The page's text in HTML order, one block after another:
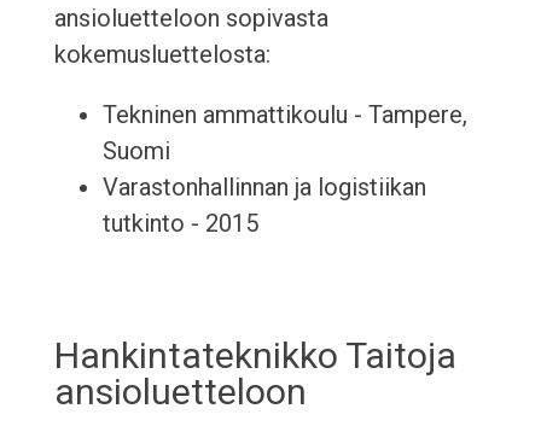
ansioluetteloon sopivasta
kokemusluettelosta:
Tekninen ammattikoulu - Tampere,
Suomi
Varastonhallinnan ja logistiikan
tutkinto - 2015
Hankintateknikko Taitoja
ansioluetteloon